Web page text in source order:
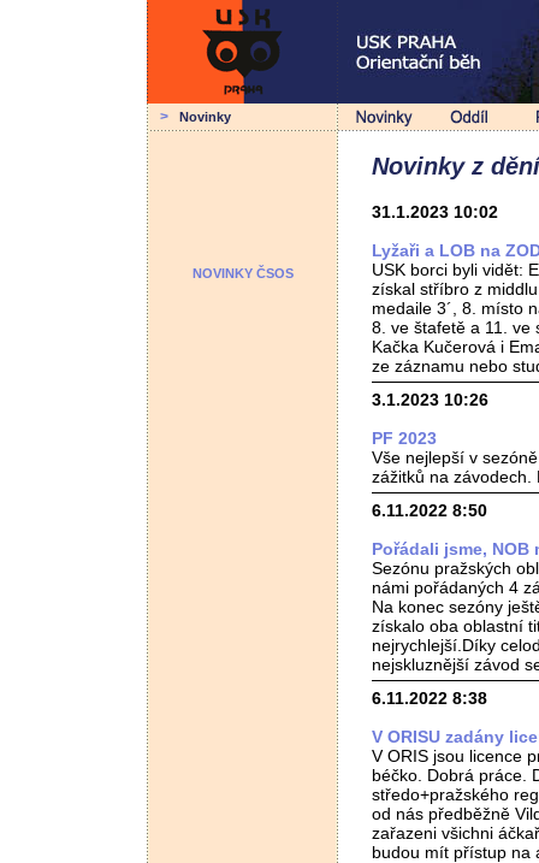
> Novinky
NOVINKY ČSOS
Novinky z
31.1.2023 10:02
Lyžaři a LOB na
USK borci byli vidět:
získal stříbro z
medaile 3´, 8. místo
8. ve štafetě a 11. ve
Kačka Kučerová i
ze záznamu nebo
3.1.2023 10:26
PF 2023
Vše nejlepší v
zážitků na závodech.
6.11.2022 8:50
Pořádali jsme, NOB
Sezónu pražských
námi pořádaných 4
Na konec sezóny
získalo oba oblastní
nejrychlejší.Díky
nejskluznější závod
6.11.2022 8:38
V ORISU zadány
V ORIS jsou licence
béčko. Dobrá práce.
středo+pražského
od nás předběžně
zařazeni všichni
budou mít přístup na